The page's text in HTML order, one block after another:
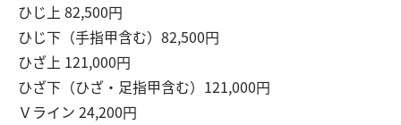
ひじ上 82,500円
ひじ下（手指甲含む）82,500円
ひざ上 121,000円
ひざ下（ひざ・足指甲含む）121,000円
Ｖライン 24,200円